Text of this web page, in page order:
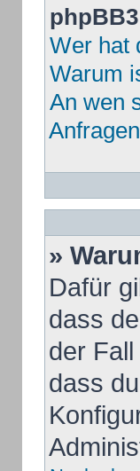
Wer hat
Warum
An wen
»
Dafür
dass
der
dass